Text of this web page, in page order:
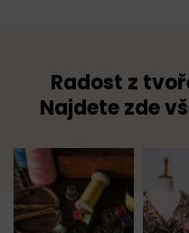
Radost z
Najdete zde